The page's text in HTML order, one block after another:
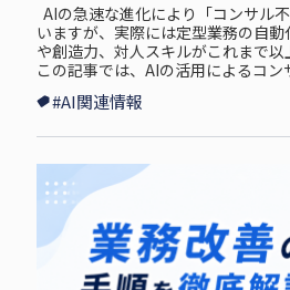
AIの急速な進化により「コンサル
いますが、実際には定型業務の自
や創造力、対人スキルがこれまで以
この記事では、AIの活用によるコ
#AI関連情報